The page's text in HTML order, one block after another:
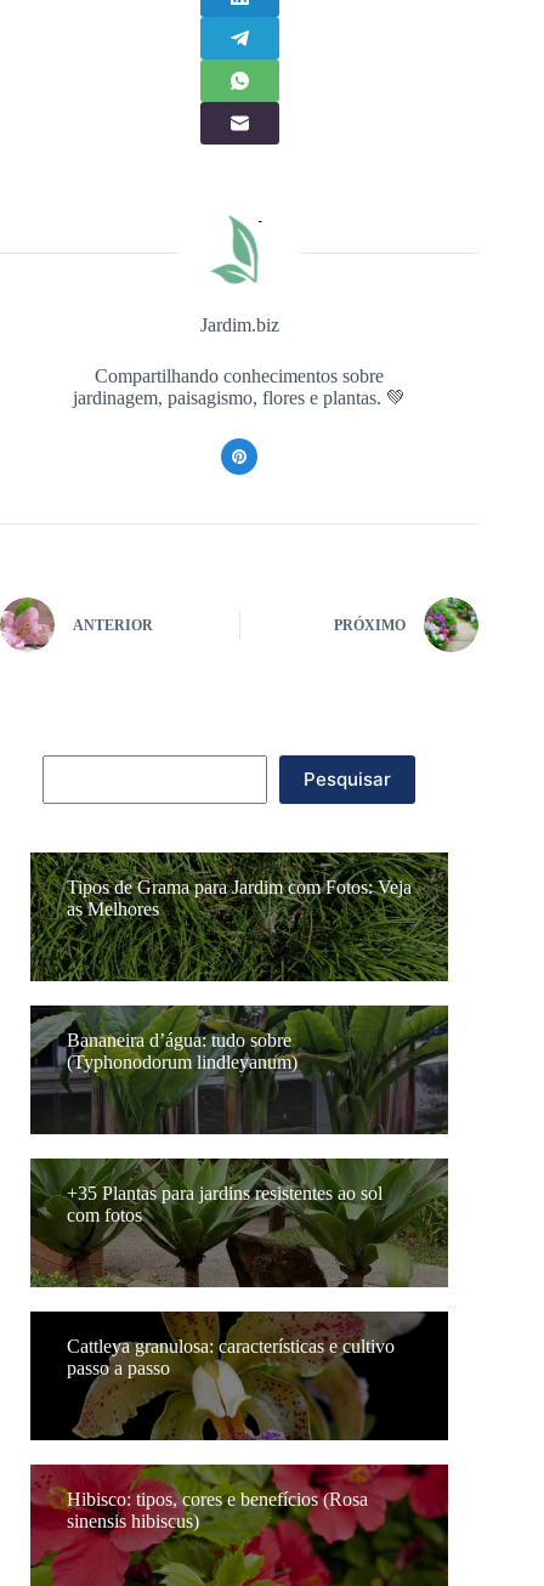
Jardim.biz
Compartilhando conhecimentos sobre
jardinagem, paisagismo, flores e plantas. 💚
ANTERIOR PRÓXIMO
Pesquisar
Tipos de Grama para Jardim com Fotos: Veja
as Melhores
Bananeira d’água: tudo sobre
(Typhonodorum lindleyanum)
+35 Plantas para jardins resistentes ao sol
com fotos
Cattleya granulosa: características e cultivo
passo a passo
Hibisco: tipos, cores e benefícios (Rosa
sinensis hibiscus)